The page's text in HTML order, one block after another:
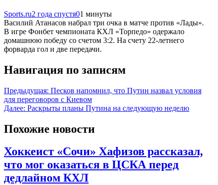
Sports.ru2 года спустя01 минуты
Василий Атанасов набрал три очка в матче против «Лады».
В игре Фонбет чемпионата КХЛ «Торпедо» одержало
домашнюю победу со счетом 3:2. На счету 22-летнего
форварда гол и две передачи.
Навигация по записям
Предыдущая: Песков напомнил, что Путин назвал условия
для переговоров с Киевом
Далее: Раскрыты планы Путина на следующую неделю
Похожие новости
Хоккеист «Сочи» Хафизов рассказал,
что мог оказаться в ЦСКА перед
дедлайном КХЛ